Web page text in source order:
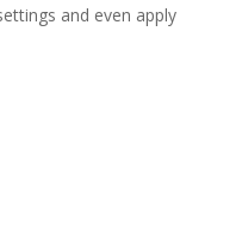
and even apply